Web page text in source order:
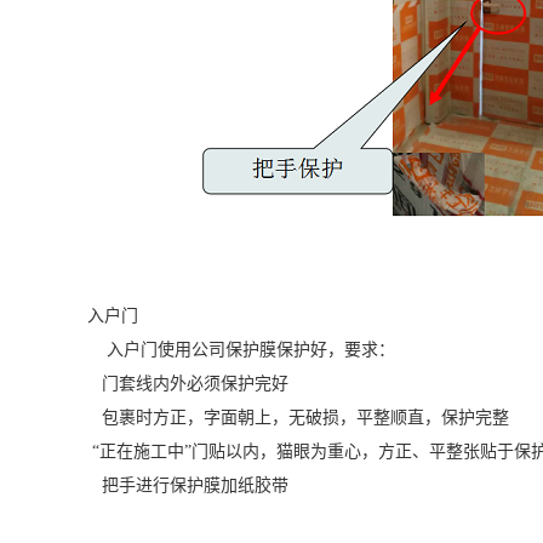
入户门
入户门使用公司保护膜保护好，要求：
门套线内外必须保护完好
包裹时方正，字面朝上，无破损，平整顺直，保护完整
“正在施工中”门贴以内，猫眼为重心，方正、平整张贴于保
把手进行保护膜加纸胶带